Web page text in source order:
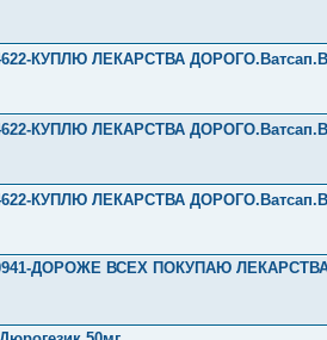
КУПЛЮ ЛЕКАРСТВА
КУПЛЮ ЛЕКАРСТВА
КУПЛЮ ЛЕКАРСТВА
ДОРОЖЕ ВСЕХ ПОКУПАЮ